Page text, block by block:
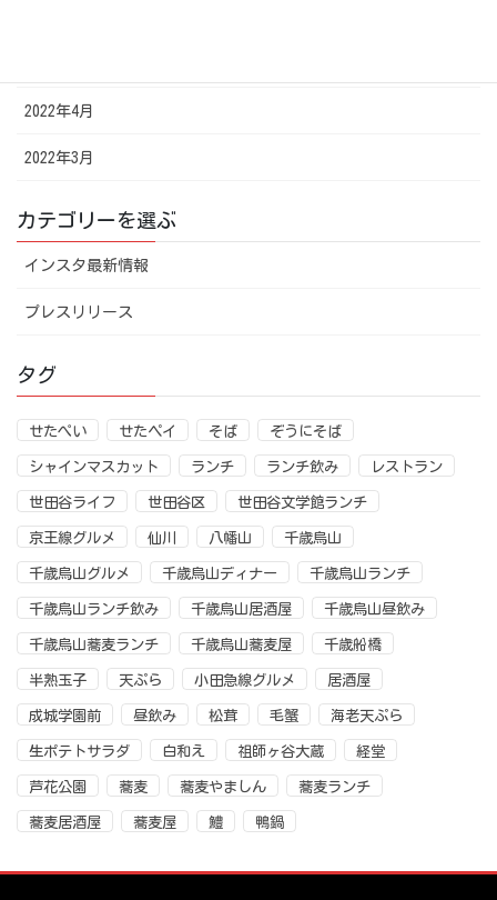
2022年4月
2022年3月
カテゴリーを選ぶ
インスタ最新情報
プレスリリース
タグ
せたぺい せたペイ そば ぞうにそば
シャインマスカット ランチ ランチ飲み レストラン
世田谷ライフ 世田谷区 世田谷文学館ランチ
京王線グルメ 仙川 八幡山 千歳烏山
千歳烏山グルメ 千歳烏山ディナー 千歳烏山ランチ
千歳烏山ランチ飲み 千歳烏山居酒屋 千歳烏山昼飲み
千歳烏山蕎麦ランチ 千歳烏山蕎麦屋 千歳船橋
半熟玉子 天ぷら 小田急線グルメ 居酒屋
成城学園前 昼飲み 松茸 毛蟹 海老天ぷら
生ポテトサラダ 白和え 祖師ヶ谷大蔵 経堂
芦花公園 蕎麦 蕎麦やましん 蕎麦ランチ
蕎麦居酒屋 蕎麦屋 鱧 鴨鍋